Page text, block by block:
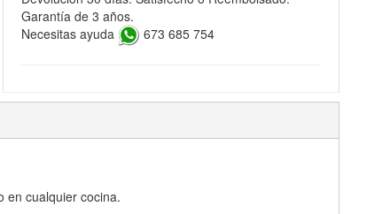
Garantía de 3 años.
Necesitas ayuda
673 685 754
en cualquier cocina.